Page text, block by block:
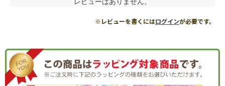
※レビューを書くにはログインが必要です。